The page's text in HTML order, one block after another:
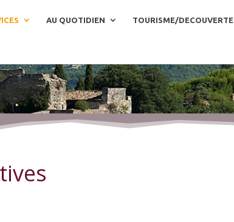
AU QUOTIDIEN TOURISME/DECOUVERTE